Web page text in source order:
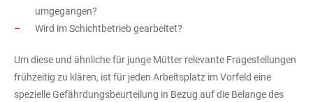
umgegangen?
Wird im Schichtbetrieb gearbeitet?
Um diese und ähnliche für junge Mütter relevante Fragestellungen
frühzeitig zu klären, ist für jeden Arbeitsplatz im Vorfeld eine
spezielle Gefährdungsbeurteilung in Bezug auf die Belange des